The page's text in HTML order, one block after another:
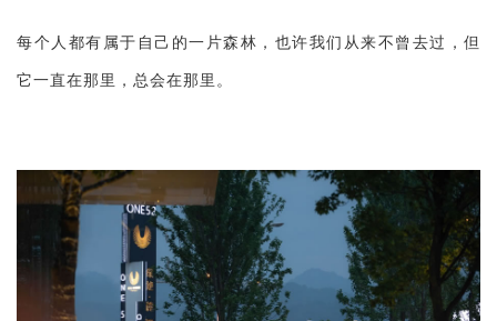
每个人都有属于自己的一片森林，也许我们从来不曾去过，但
它一直在那里，总会在那里。